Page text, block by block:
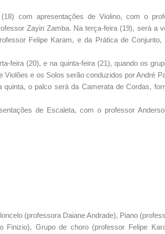
com apresentações de Violino, com o
Zayin Zamba. Na terça-feira (19), será a
Felipe Karam, e da Prática de
feira (20), e na quinta-feira (21), quando os
e os Solos serão conduzidos por André
o palco será da Camerata de Cordas,
de Escaleta, com o professor
(professora Daiane Andrade), Piano
Grupo de choro (professor Felipe